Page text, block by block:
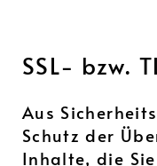
SSL- bzw.
Aus
Schutz der
Inhalte, die